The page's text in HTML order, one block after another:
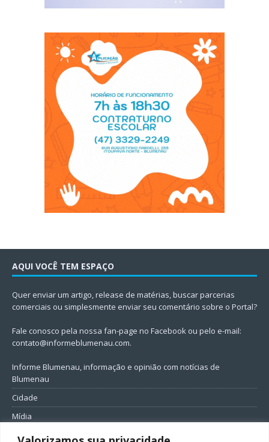
AQUI VOCÊ TEM ESPAÇO
Quer enviar um artigo, release de matérias, buscar parcerias
comerciais ou simplesmente enviar seu comentário sobre o Portal?
Fale conosco pela nossa fan-page no Facebook ou pelo e-mail:
contato@informeblumenau.com.
Informe Blumenau, informação e opinião com notícias de
Blumenau
Cidade
Mídia
Entretenimento